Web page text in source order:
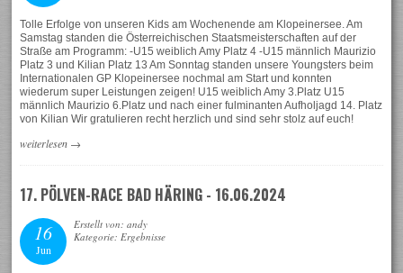
Tolle Erfolge von unseren Kids am Wochenende am Klopeinersee. Am
Samstag standen die Österreichischen Staatsmeisterschaften auf der
Straße am Programm: -U15 weiblich Amy Platz 4 -U15 männlich Maurizio
Platz 3 und Kilian Platz 13 Am Sonntag standen unsere Youngsters beim
Internationalen GP Klopeinersee nochmal am Start und konnten
wiederum super Leistungen zeigen! U15 weiblich Amy 3.Platz U15
männlich Maurizio 6.Platz und nach einer fulminanten Aufholjagd 14. Platz
von Kilian Wir gratulieren recht herzlich und sind sehr stolz auf euch!
weiterlesen →
17. PÖLVEN-RACE BAD HÄRING - 16.06.2024
16
Jun
Erstellt von: andy
Kategorie: Ergebnisse